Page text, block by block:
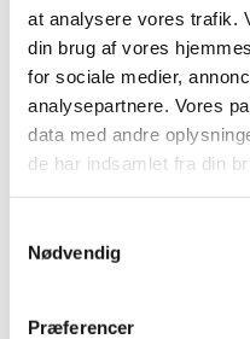
at analysere vores trafik.
din brug af vores
for sociale medier,
analysepartnere. Vores
data med andre
de har indsamlet fra din
Nødvendig
Præferencer